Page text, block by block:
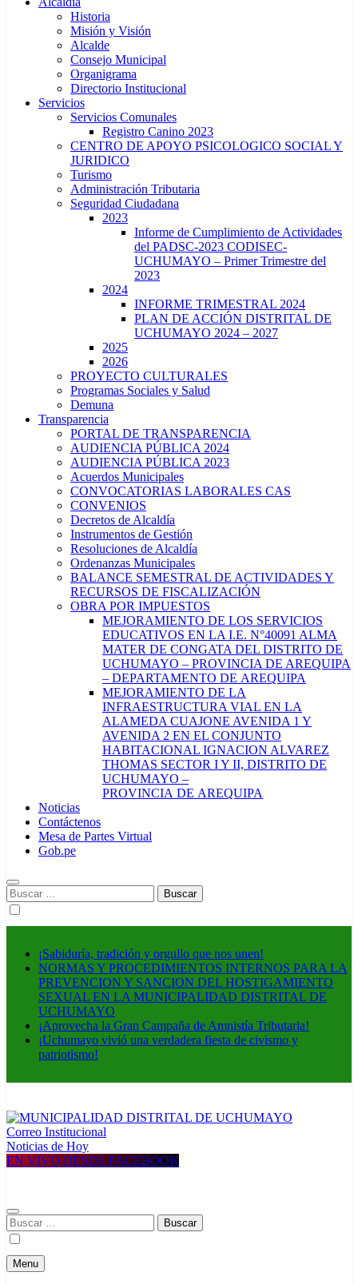
Historia
Misión y Visión
Alcalde
Consejo Municipal
Organigrama
Directorio Institucional
Servicios
Servicios Comunales
Registro Canino 2023
CENTRO DE APOYO PSICOLOGICO SOCIAL Y
JURIDICO
Turismo
Administración Tributaria
Seguridad Ciudadana
2023
Informe de Cumplimiento de Actividades
del PADSC-2023 CODISEC-
UCHUMAYO – Primer Trimestre del
2023
2024
INFORME TRIMESTRAL 2024
PLAN DE ACCIÓN DISTRITAL DE
UCHUMAYO 2024 – 2027
2025
2026
PROYECTO CULTURALES
Programas Sociales y Salud
Demuna
Transparencia
PORTAL DE TRANSPARENCIA
AUDIENCIA PÚBLICA 2024
AUDIENCIA PÚBLICA 2023
Acuerdos Municipales
CONVOCATORIAS LABORALES CAS
CONVENIOS
Decretos de Alcaldía
Instrumentos de Gestión
Resoluciones de Alcaldía
Ordenanzas Municipales
BALANCE SEMESTRAL DE ACTIVIDADES Y
RECURSOS DE FISCALIZACIÓN
OBRA POR IMPUESTOS
MEJORAMIENTO DE LOS SERVICIOS
EDUCATIVOS EN LA I.E. N°40091 ALMA
MATER DE CONGATA DEL DISTRITO DE
UCHUMAYO – PROVINCIA DE AREQUIPA
– DEPARTAMENTO DE AREQUIPA
MEJORAMIENTO DE LA
INFRAESTRUCTURA VIAL EN LA
ALAMEDA CUAJONE AVENIDA 1 Y
AVENIDA 2 EN EL CONJUNTO
HABITACIONAL IGNACION ALVAREZ
THOMAS SECTOR I Y II, DISTRITO DE
UCHUMAYO –
PROVINCIA DE AREQUIPA
Noticias
Contáctenos
Mesa de Partes Virtual
Gob.pe
Buscar:
¡Sabiduría, tradición y orgullo que nos unen!
NORMAS Y PROCEDIMIENTOS INTERNOS PARA LA
PREVENCION Y SANCION DEL HOSTIGAMIENTO
SEXUAL EN LA MUNICIPALIDAD DISTRITAL DE
UCHUMAYO
¡Aprovecha la Gran Campaña de Amnistía Tributaria!
¡Uchumayo vivió una verdadera fiesta de civismo y
patriotismo!
MUNICIPALIDAD DISTRITAL DE UCHUMAYO
Construyendo una nueva Historia
Correo Institucional
Noticias de Hoy
EN VIVO DESDE FACEBOOK
Buscar:
Menu